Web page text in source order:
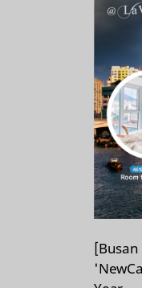
[Busan